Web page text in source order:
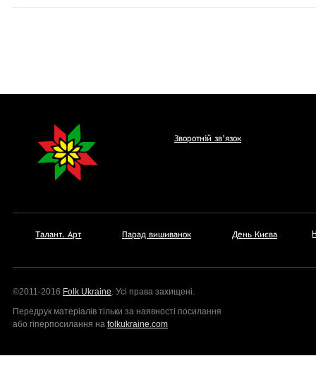
Зворотній зв’язок
Талант. Арт Парад вишиванок День Києва
©2011-2016 Folk Ukraine. Усi права захищенi.
Передрук матерiалiв тільки за наявності посилання
або гіперпосилання на folkukraine.com